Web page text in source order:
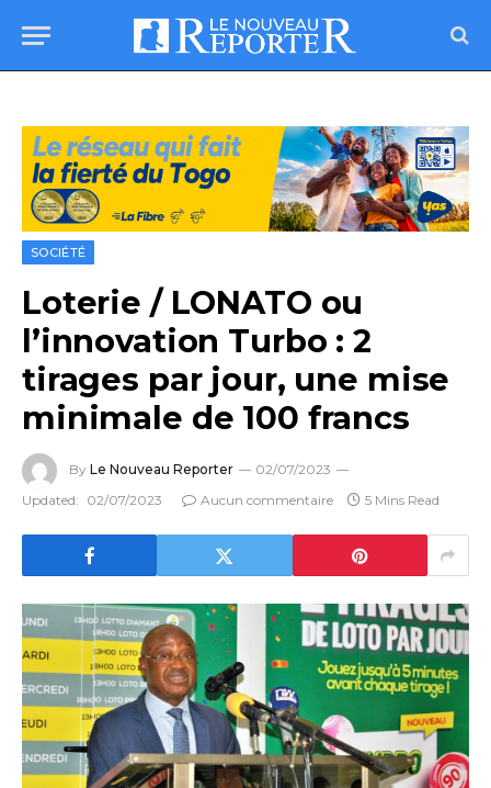
SOCIÉTÉ
Loterie / LONATO ou
l’innovation Turbo : 2
tirages par jour, une mise
minimale de 100 francs
By Le Nouveau Reporter
02/07/2023
Updated: 02/07/2023 Aucun commentaire 5 Mins Read